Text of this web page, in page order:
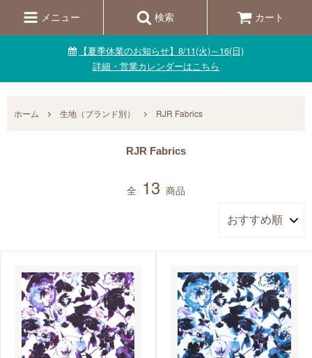
メニュー 検索 カート
【夏季休業のお知らせ】8/11(火)～16(日)
詳細・営業カレンダーはこちら
ホーム 生地（ブランド別） RJR Fabrics
RJR Fabrics
全 13 商品